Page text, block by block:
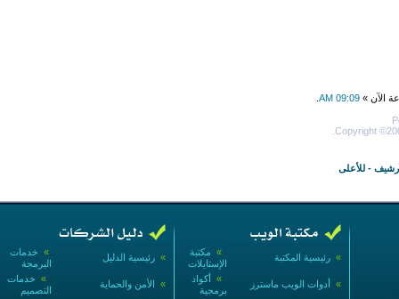
الآن » 09:09 AM
Copyright
- للأعلى
» خدمات
البرمجة
» رئيسية الدليل
» خدمات
التصميم
» الأمن والحماية
» مكتبة
الإستايلات
» رئيسية المكتبة
» أكواد
برمجية
» أدوات الويب ماسترز